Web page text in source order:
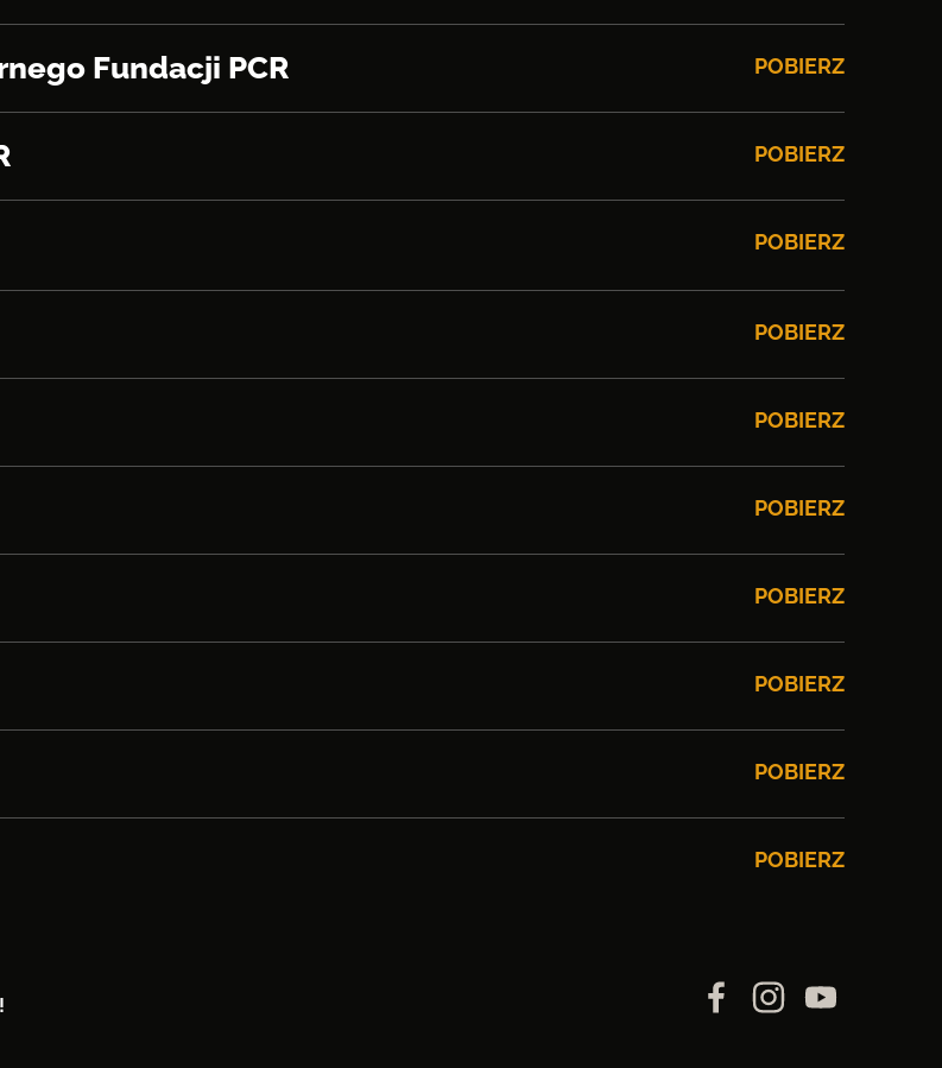
Fundacji PCR POBIERZ
POBIERZ
POBIERZ
POBIERZ
POBIERZ
POBIERZ
POBIERZ
POBIERZ
POBIERZ
POBIERZ